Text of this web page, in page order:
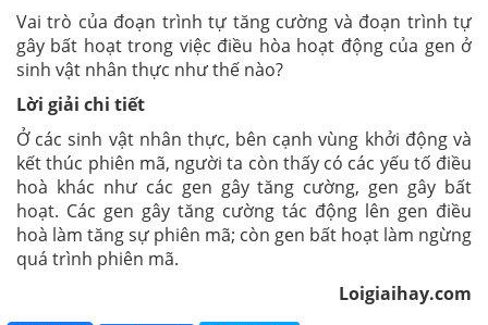
Vai trò của đoạn trình tự tăng cường và đoạn trình tự
gây bất hoạt trong việc điều hòa hoạt động của gen ở
sinh vật nhân thực như thế nào?
Lời giải chi tiết
Ở các sinh vật nhân thực, bên cạnh vùng khởi động và
kết thúc phiên mã, người ta còn thấy có các yếu tố điều
hoà khác như các gen gây tăng cường, gen gây bất
hoạt. Các gen gây tăng cường tác động lên gen điều
hoà làm tăng sự phiên mã; còn gen bất hoạt làm ngừng
quá trình phiên mã.
Loigiaihay.com